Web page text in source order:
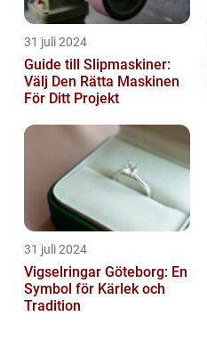
31 juli 2024
Guide till Slipmaskiner:
Välj Den Rätta Maskinen
För Ditt Projekt
31 juli 2024
Vigselringar Göteborg: En
Symbol för Kärlek och
Tradition